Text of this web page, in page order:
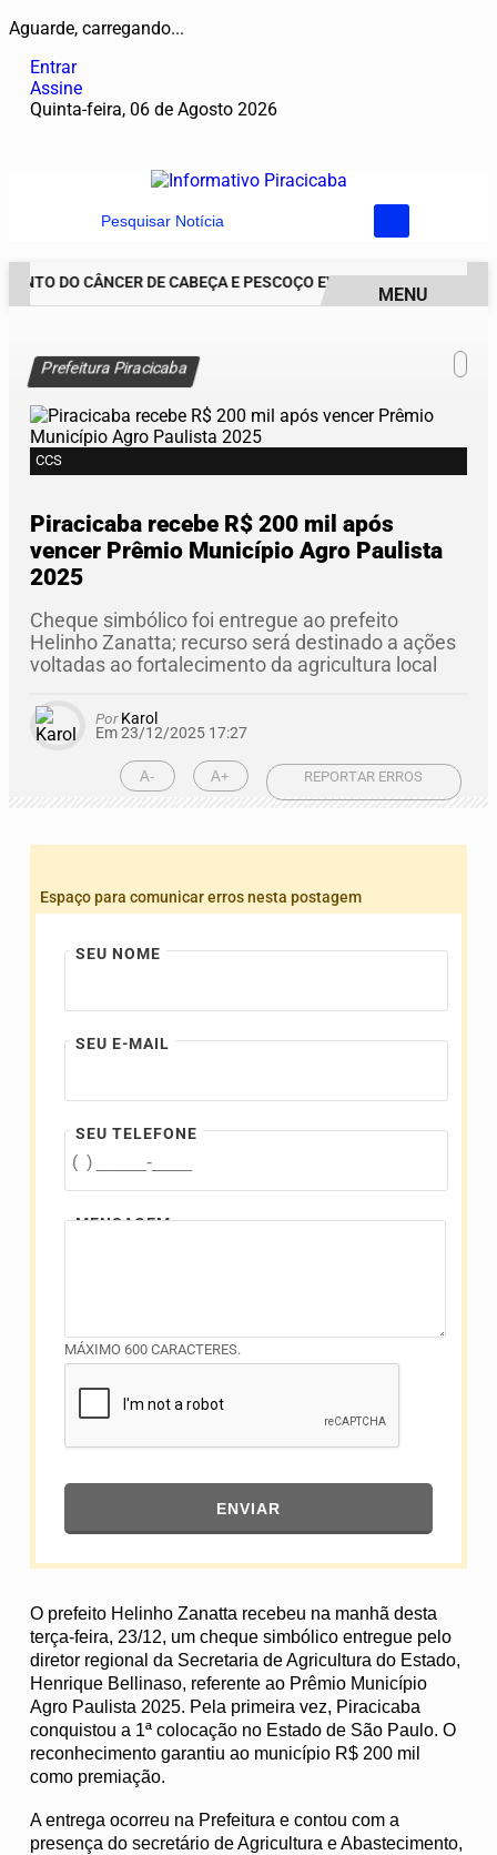
Aguarde, carregando...
Entrar
Assine
Quinta-feira, 06 de Agosto 2026
Pesquisar Notícia
DO CÂNCER DE CABEÇA E PESCOÇO EVOLUI E AMPLIA
MENU
Prefeitura Piracicaba
CCS
Piracicaba recebe R$ 200 mil após
vencer Prêmio Município Agro Paulista
2025
Cheque simbólico foi entregue ao prefeito
Helinho Zanatta; recurso será destinado a ações
voltadas ao fortalecimento da agricultura local
PorKarol
Em 23/12/2025 17:27
A- A+ REPORTAR ERROS
Espaço para comunicar erros nesta postagem
SEU NOME
SEU E-MAIL
SEU TELEFONE
MENSAGEM
MÁXIMO 600 CARACTERES.
ENVIAR
O prefeito Helinho Zanatta recebeu na manhã desta
terça-feira, 23/12, um cheque simbólico entregue pelo
diretor regional da Secretaria de Agricultura do Estado,
Henrique Bellinaso, referente ao Prêmio Município
Agro Paulista 2025. Pela primeira vez, Piracicaba
conquistou a 1ª colocação no Estado de São Paulo. O
reconhecimento garantiu ao município R$ 200 mil
como premiação.
A entrega ocorreu na Prefeitura e contou com a
presença do secretário de Agricultura e Abastecimento,